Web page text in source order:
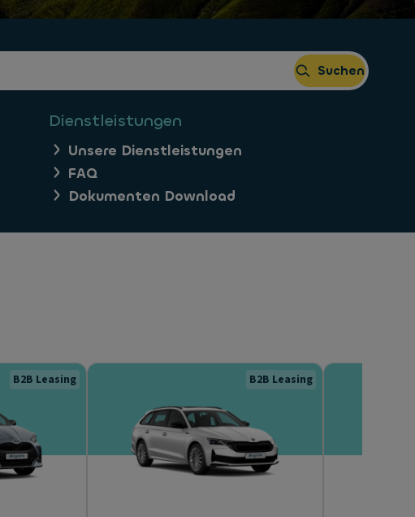
Suchen
Dienstleistungen
Unsere Dienstleistungen
FAQ
Dokumenten Download
B2B Leasing B2B Leasing